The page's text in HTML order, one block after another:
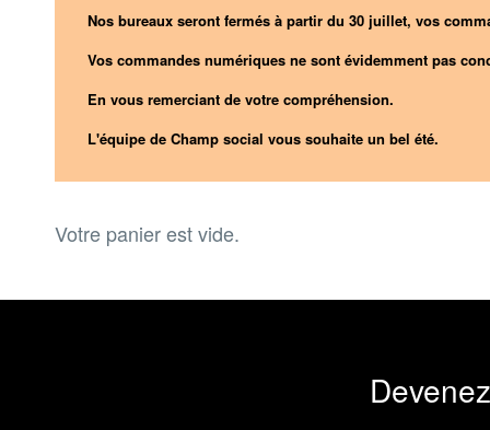
Nos bureaux seront fermés à partir du 30 juillet, vos
Vos commandes numériques ne sont évidemment pas
En vous remerciant de votre compréhension.
L'équipe de Champ social vous souhaite un bel été.
Votre panier est vide.